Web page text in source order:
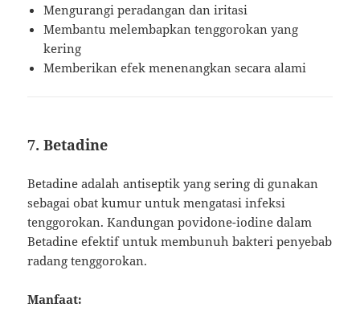
Mengurangi peradangan dan iritasi
Membantu melembapkan tenggorokan yang
kering
Memberikan efek menenangkan secara alami
7. Betadine
Betadine adalah antiseptik yang sering di gunakan
sebagai obat kumur untuk mengatasi infeksi
tenggorokan. Kandungan povidone-iodine dalam
Betadine efektif untuk membunuh bakteri penyebab
radang tenggorokan.
Manfaat: